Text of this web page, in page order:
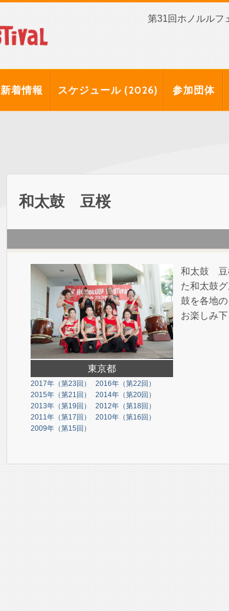
第31回ホノルルフ
新着情報 スケジュール (2026) 参加団体
和太鼓 豆桜
東京都
2017年（第23回）
2016年（第22回）
2015年（第21回）
2014年（第20回）
2013年（第19回）
2012年（第18回）
2011年（第17回）
2010年（第16回）
2009年（第15回）
和太鼓 豆
た和太鼓
鼓を各地
お楽しみ下